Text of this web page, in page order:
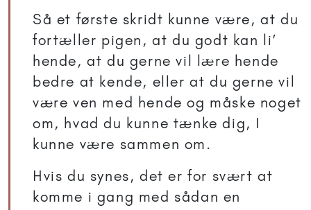
Så et første skridt kunne være, at du
fortæller pigen, at du godt kan li’
hende, at du gerne vil lære hende
bedre at kende, eller at du gerne vil
være ven med hende og måske noget
om, hvad du kunne tænke dig, I
kunne være sammen om.
Hvis du synes, det er for svært at
komme i gang med sådan en